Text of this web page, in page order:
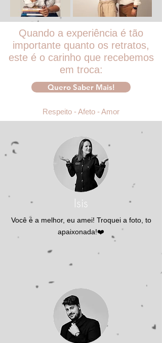
Quando a experiência é tão
importante quanto os retratos,
este é o carinho que recebemos
em troca:
Quero Saber Mais!
Respeito - Afeto - Amor
Isis
Você é a melhor, eu amei! Troquei a foto, to
apaixonada!❤️